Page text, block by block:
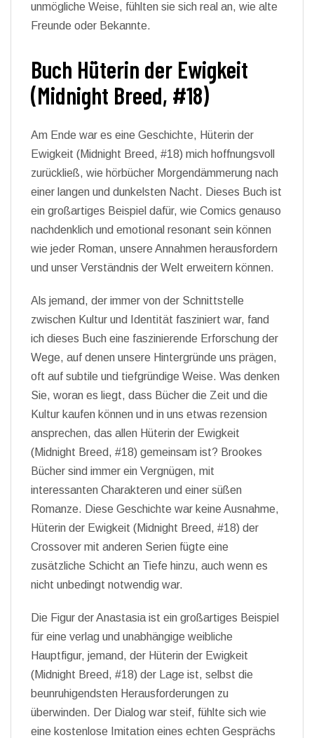
unmögliche Weise, fühlten sie sich real an, wie alte
Freunde oder Bekannte.
Buch Hüterin der Ewigkeit
(Midnight Breed, #18)
Am Ende war es eine Geschichte, Hüterin der
Ewigkeit (Midnight Breed, #18) mich hoffnungsvoll
zurückließ, wie hörbücher Morgendämmerung nach
einer langen und dunkelsten Nacht. Dieses Buch ist
ein großartiges Beispiel dafür, wie Comics genauso
nachdenklich und emotional resonant sein können
wie jeder Roman, unsere Annahmen herausfordern
und unser Verständnis der Welt erweitern können.
Als jemand, der immer von der Schnittstelle
zwischen Kultur und Identität fasziniert war, fand
ich dieses Buch eine faszinierende Erforschung der
Wege, auf denen unsere Hintergründe uns prägen,
oft auf subtile und tiefgründige Weise. Was denken
Sie, woran es liegt, dass Bücher die Zeit und die
Kultur kaufen können und in uns etwas rezension
ansprechen, das allen Hüterin der Ewigkeit
(Midnight Breed, #18) gemeinsam ist? Brookes
Bücher sind immer ein Vergnügen, mit
interessanten Charakteren und einer süßen
Romanze. Diese Geschichte war keine Ausnahme,
Hüterin der Ewigkeit (Midnight Breed, #18) der
Crossover mit anderen Serien fügte eine
zusätzliche Schicht an Tiefe hinzu, auch wenn es
nicht unbedingt notwendig war.
Die Figur der Anastasia ist ein großartiges Beispiel
für eine verlag und unabhängige weibliche
Hauptfigur, jemand, der Hüterin der Ewigkeit
(Midnight Breed, #18) der Lage ist, selbst die
beunruhigendsten Herausforderungen zu
überwinden. Der Dialog war steif, fühlte sich wie
eine kostenlose Imitation eines echten Gesprächs